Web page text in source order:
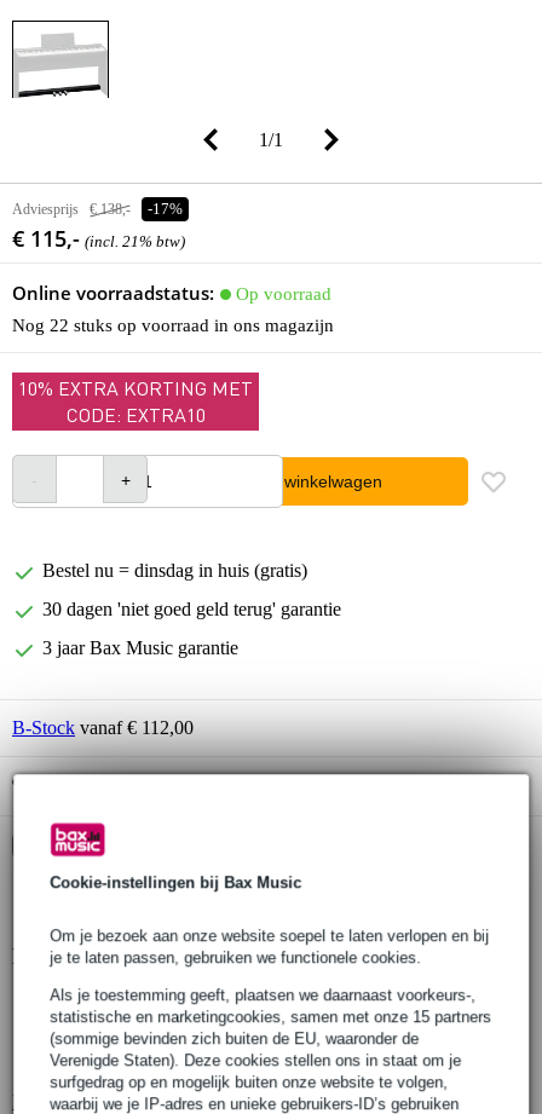
Cookie-instellingen bij Bax Music
Om je bezoek aan onze website soepel te laten verlopen en bij
je te laten passen, gebruiken we functionele cookies.
Als je toestemming geeft, plaatsen we daarnaast voorkeurs-,
statistische en marketingcookies, samen met onze 15 partners
(sommige bevinden zich buiten de EU, waaronder de
Verenigde Staten). Deze cookies stellen ons in staat om je
surfgedrag op en mogelijk buiten onze website te volgen,
waarbij we je IP-adres en unieke gebruikers-ID’s gebruiken
1/1
Adviesprijs € 138,- -17%
€ 115,- (incl. 21% btw)
Online voorraadstatus:
Op voorraad
Nog 22 stuks op voorraad in ons magazijn
10% EXTRA KORTING MET
CODE: EXTRA10
In winkelwagen
Bestel nu = dinsdag in huis (gratis)
30 dagen 'niet goed geld terug' garantie
3 jaar Bax Music garantie
B-Stock vanaf € 112,00
Kies nu voor 2 jaar extra Bax Music garantie en meer
voordelen
€ 5,75 eenmalig
Productinformatie
Roland pedaal-unit
model: KPD-70 (zwart)
geschikt voor: Roland FP-30 (zwart)
Bekijk alle productspecificaties